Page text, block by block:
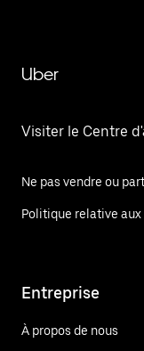
Uber
Visiter le Centre
Ne pas vendre ou
Politique relative aux
Entreprise
À propos de nous